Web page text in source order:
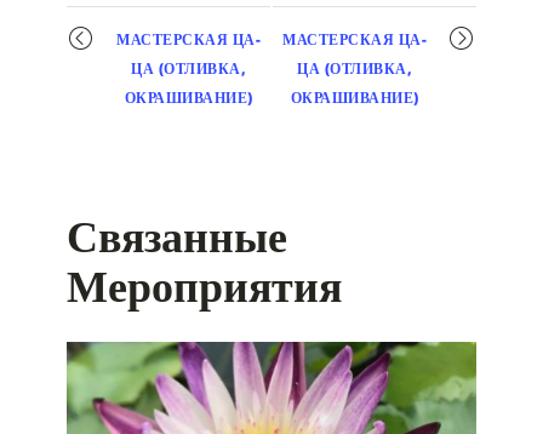
Мероприятие
навигация
МАСТЕРСКАЯ ЦА-
ЦА (ОТЛИВКА,
ОКРАШИВАНИЕ)
МАСТЕРСКАЯ ЦА-
ЦА (ОТЛИВКА,
ОКРАШИВАНИЕ)
Связанные
Мероприятия